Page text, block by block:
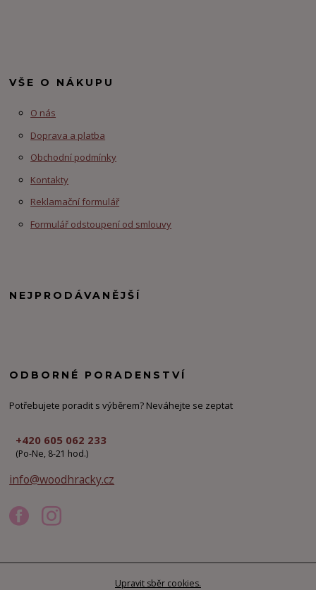
VŠE O NÁKUPU
O nás
Doprava a platba
Obchodní podmínky
Kontakty
Reklamační formulář
Formulář odstoupení od smlouvy
NEJPRODÁVANĚJŠÍ
ODBORNÉ PORADENSTVÍ
Potřebujete poradit s výběrem? Neváhejte se zeptat
+420 605 062 233
(Po-Ne, 8-21 hod.)
info@woodhracky.cz
Upravit sběr cookies.